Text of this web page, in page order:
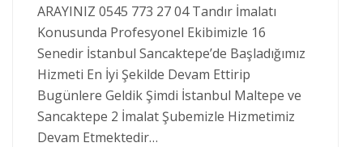
ARAYINIZ 0545 773 27 04 Tandır İmalatı
Konusunda Profesyonel Ekibimizle 16
Senedir İstanbul Sancaktepe’de Başladığımız
Hizmeti En İyi Şekilde Devam Ettirip
Bugünlere Geldik Şimdi İstanbul Maltepe ve
Sancaktepe 2 İmalat Şubemizle Hizmetimiz
Devam Etmektedir…